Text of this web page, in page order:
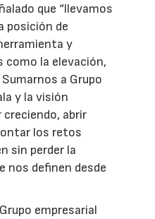
que “llevamos
posición de
y
la elevación,
a Grupo
y la visión
abrir
los retos
sin perder la
nos definen desde
empresarial